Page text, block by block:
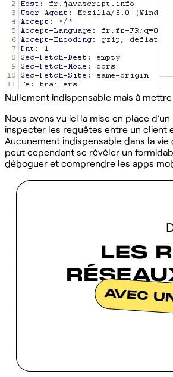
Nullement indispensable mais à
Nous avons vu ici la mise en place
inspecter les requêtes entre un client
Aucunement indispensable dans la vie
peut cependant se révéler un
déboguer et comprendre les apps